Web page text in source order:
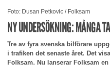
Foto: Dusan Petkovic / Folksam
NY UNDERSÖKNING: MÅNGA
Tre av fyra svenska bilförare
i trafiken det senaste året. Det
Folksam. Nu lanserar Folksam